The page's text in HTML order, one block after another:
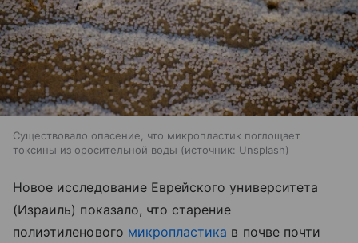
Существовало опасение, что микропластик поглощает
токсины из оросительной воды
источник: Unsplash
Новое исследование Еврейского университета
(Израиль) показало, что старение
полиэтиленового микропластика в почве почти